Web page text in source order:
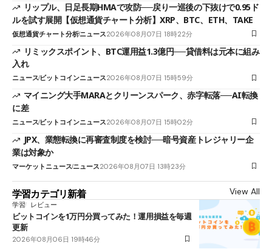
リップル、日足長期HMAで攻防──戻り一巡後の下抜けで0.95ド
ルを試す展開【仮想通貨チャート分析】XRP、BTC、ETH、TAKE
仮想通貨チャート分析ニュース2026年08月07日 18時22分
リミックスポイント、BTC運用益1.3億円──貸借料は元本に組み
入れ
ニュースビットコインニュース2026年08月07日 15時59分
マイニング大手MARAとクリーンスパーク、赤字転落──AI転換
に差
ニュースビットコインニュース2026年08月07日 15時02分
JPX、業態転換に再審査制度を検討──暗号資産トレジャリー企
業は対象か
マーケットニュースニュース2026年08月07日 13時23分
学習カテゴリ新着 View All
学習 レビュー
ビットコインを1万円分買ってみた！運用損益を毎週
更新
2026年08月06日 19時46分